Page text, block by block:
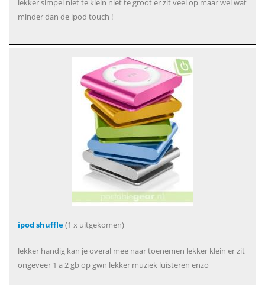
lekker simpel niet te klein niet te groot er zit veel op maar wel wat
minder dan de ipod touch !
ipod shuffle(1 x uitgekomen)
lekker handig kan je overal mee naar toenemen lekker klein er zit
ongeveer 1 a 2 gb op gwn lekker muziek luisteren enzo